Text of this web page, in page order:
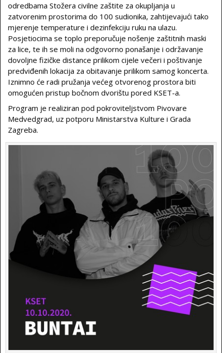
odredbama Stožera civilne zaštite za okupljanja u
zatvorenim prostorima do 100 sudionika, zahtijevajući tako
mjerenje temperature i dezinfekciju ruku na ulazu.
Posjetiocima se toplo preporučuje nošenje zaštitnih maski
za lice, te ih se moli na odgovorno ponašanje i održavanje
dovoljne fizičke distance prilikom cijele večeri i poštivanje
predviđenih lokacija za obitavanje prilikom samog koncerta.
Iznimno će radi pružanja većeg otvorenog prostora biti
omogućen pristup bočnom dvorištu pored KSET-a.
Program je realiziran pod pokroviteljstvom Pivovare
Medvedgrad, uz potporu Ministarstva Kulture i Grada
Zagreba.